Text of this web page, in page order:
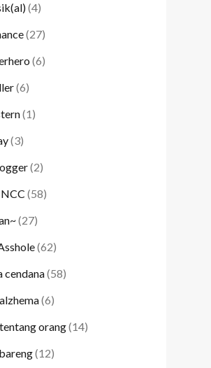
(4)
(27)
(6)
(6)
(1)
(3)
(2)
(58)
(27)
(62)
cendana(58)
(6)
orang(14)
(12)